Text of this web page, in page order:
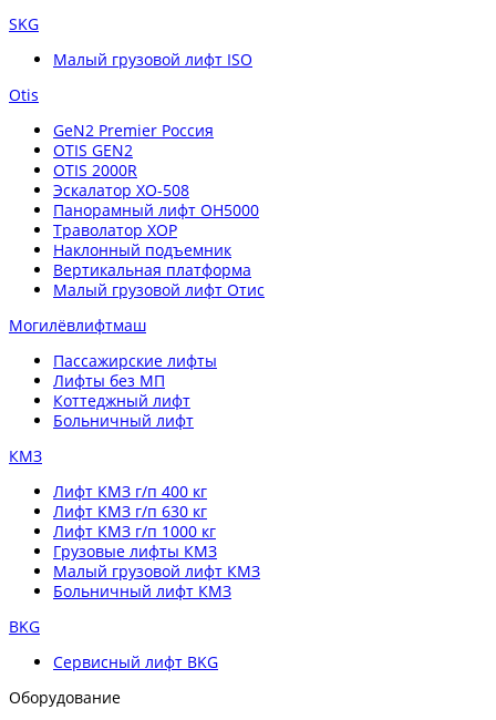
SKG
Малый грузовой лифт ISO
Otis
GeN2 Premier Россия
OTIS GEN2
OTIS 2000R
Эскалатор XO-508
Панорамный лифт OH5000
Траволатор XOP
Наклонный подъемник
Вертикальная платформа
Малый грузовой лифт Отис
Могилёвлифтмаш
Пассажирские лифты
Лифты без МП
Коттеджный лифт
Больничный лифт
КМЗ
Лифт КМЗ г/п 400 кг
Лифт КМЗ г/п 630 кг
Лифт КМЗ г/п 1000 кг
Грузовые лифты КМЗ
Малый грузовой лифт КМЗ
Больничный лифт КМЗ
BKG
Сервисный лифт BKG
Оборудование